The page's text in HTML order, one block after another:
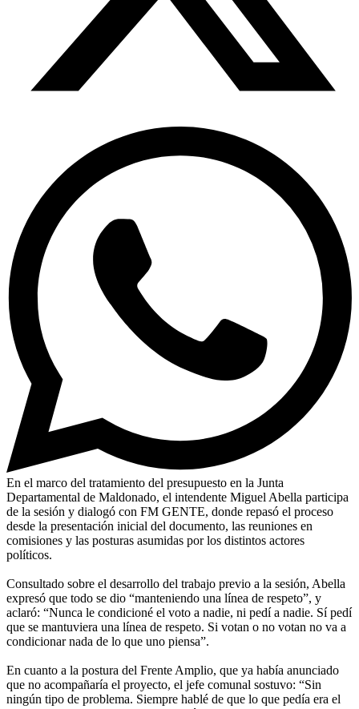
En el marco del tratamiento del presupuesto en la Junta
Departamental de Maldonado, el intendente Miguel Abella participa
de la sesión y dialogó con FM GENTE, donde repasó el proceso
desde la presentación inicial del documento, las reuniones en
comisiones y las posturas asumidas por los distintos actores
políticos.
Consultado sobre el desarrollo del trabajo previo a la sesión, Abella
expresó que todo se dio “manteniendo una línea de respeto”, y
aclaró: “Nunca le condicioné el voto a nadie, ni pedí a nadie. Sí pedí
que se mantuviera una línea de respeto. Si votan o no votan no va a
condicionar nada de lo que uno piensa”.
En cuanto a la postura del Frente Amplio, que ya había anunciado
que no acompañaría el proyecto, el jefe comunal sostuvo: “Sin
ningún tipo de problema. Siempre hablé de que lo que pedía era el